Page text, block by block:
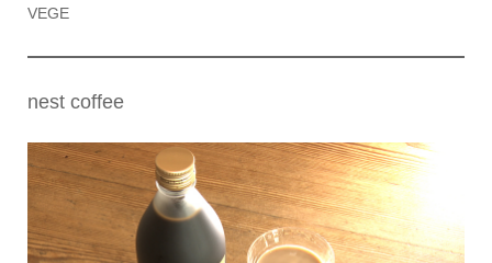
VEGE
nest coffee